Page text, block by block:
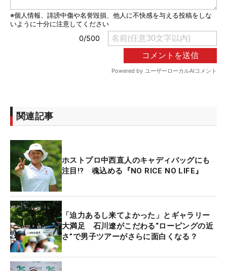
関連記事
ホストプロ中西直人のキャディバッグにも
注目!? 魂込める『NO RICE NO LIFE』
「迫力あるし来てよかった」とギャラリー
大満足 石川遼がこだわる“ローピングの近
さ”で男子ツアーがさらに面白くなる？